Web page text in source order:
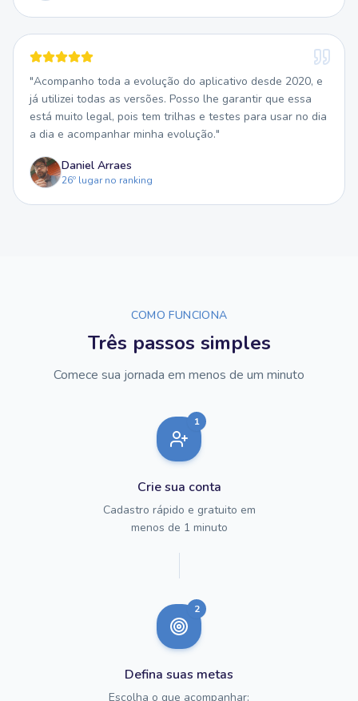
"Acompanho toda a evolução do aplicativo desde 2020, e
já utilizei todas as versões. Posso lhe garantir que essa
está muito legal, pois tem trilhas e testes para usar no dia
a dia e acompanhar minha evolução."
Daniel Arraes
26º lugar no ranking
COMO FUNCIONA
Três passos simples
Comece sua jornada em menos de um minuto
1
Crie sua conta
Cadastro rápido e gratuito em
menos de 1 minuto
2
Defina suas metas
Escolha o que acompanhar: